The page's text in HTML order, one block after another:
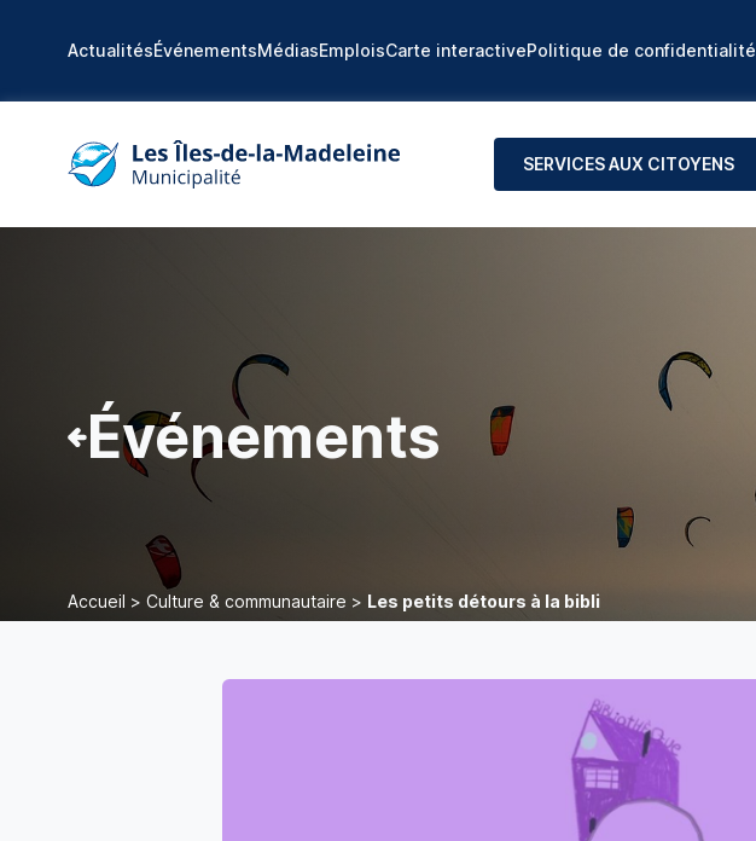
ActualitésÉvénementsMédiasEmploisCarte interactivePolitique de confidentialité
SERVICES AUX CITOYENS
Événements
Accueil > Culture & communautaire > Les petits détours à la bibli